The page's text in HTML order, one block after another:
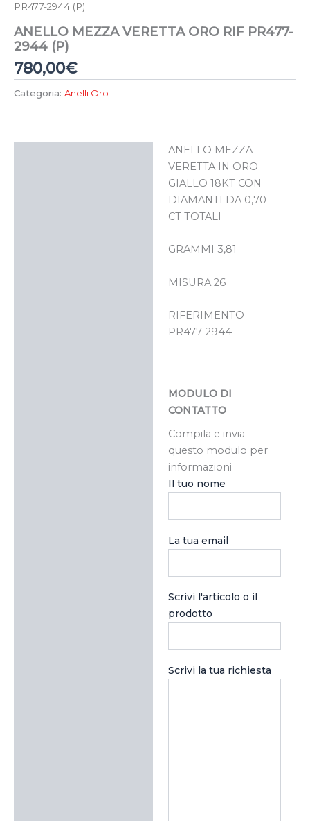
PR477-2944 (P)
ANELLO MEZZA VERETTA ORO RIF PR477-
2944 (P)
780,00€
Categoria: Anelli Oro
ANELLO MEZZA
VERETTA IN ORO
GIALLO 18KT CON
DIAMANTI DA 0,70
CT TOTALI
GRAMMI 3,81
MISURA 26
RIFERIMENTO
PR477-2944
MODULO DI
CONTATTO
Compila e invia
questo modulo per
informazioni
Il tuo nome
La tua email
Scrivi l'articolo o il
prodotto
Scrivi la tua richiesta